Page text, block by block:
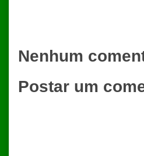
Nenhum
Postar um